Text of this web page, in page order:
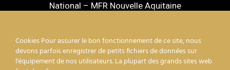
National – MFR Nouvelle Aquitaine
facebook linkedin youtube instagram
Cookies Pour assurer le bon fonctionnement de ce site, nous
devons parfois enregistrer de petits fichiers de données sur
l'équipement de nos utilisateurs. La plupart des grands sites web